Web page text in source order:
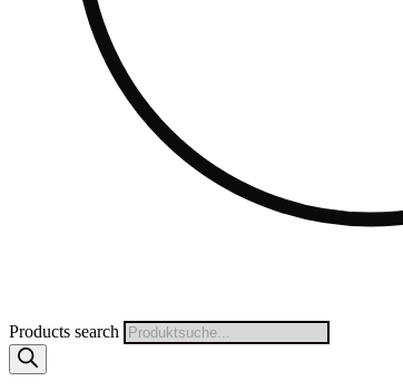
Products search